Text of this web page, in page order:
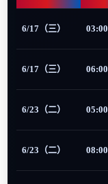
6/17（三） 03:00
6/17（三） 06:00
6/23（二） 05:00
6/23（二） 08:00